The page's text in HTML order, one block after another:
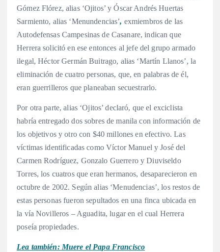
Gómez Flórez, alias ‘Ojitos’ y Óscar Andrés Huertas
Sarmiento, alias ‘Menundencias’, exmiembros de las
Autodefensas Campesinas de Casanare, indican que
Herrera solicitó en ese entonces al jefe del grupo armado
ilegal, Héctor Germán Buitrago, alias ‘Martín Llanos’, la
eliminación de cuatro personas, que, en palabras de él,
eran guerrilleros que planeaban secuestrarlo.
Por otra parte, alias ‘Ojitos’ declaró, que el exciclista
habría entregado dos sobres de manila con información de
los objetivos y otro con $40 millones en efectivo. Las
víctimas identificadas como Víctor Manuel y José del
Carmen Rodríguez, Gonzalo Guerrero y Diuviseldo
Torres, los cuatros que eran hermanos, desaparecieron en
octubre de 2002. Según alias ‘Menudencias’, los restos de
estas personas fueron sepultados en una finca ubicada en
la vía Novilleros – Aguadita, lugar en el cual Herrera
poseía propiedades.
Lea también: Muere el Papa Francisco